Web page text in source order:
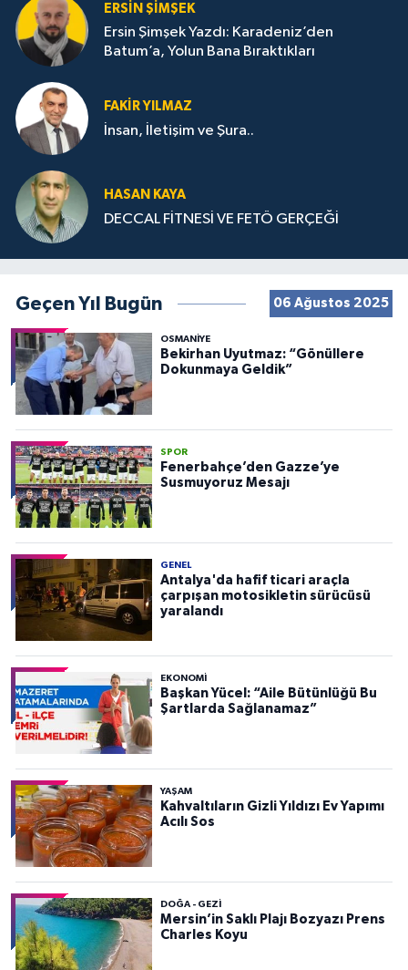
ERSIN ŞIMŞEK
Ersin Şimşek Yazdı: Karadeniz’den
Batum’a, Yolun Bana Bıraktıkları
FAKIR YILMAZ
İnsan, İletişim ve Şura..
HASAN KAYA
DECCAL FİTNESİ VE FETÖ GERÇEĞİ
Geçen Yıl Bugün 06 Ağustos 2025
OSMANIYE
Bekirhan Uyutmaz: “Gönüllere
Dokunmaya Geldik”
SPOR
Fenerbahçe’den Gazze’ye
Susmuyoruz Mesajı
GENEL
Antalya'da hafif ticari araçla
çarpışan motosikletin sürücüsü
yaralandı
EKONOMI
Başkan Yücel: “Aile Bütünlüğü Bu
Şartlarda Sağlanamaz”
YAŞAM
Kahvaltıların Gizli Yıldızı Ev Yapımı
Acılı Sos
DOĞA - GEZI
Mersin’in Saklı Plajı Bozyazı Prens
Charles Koyu